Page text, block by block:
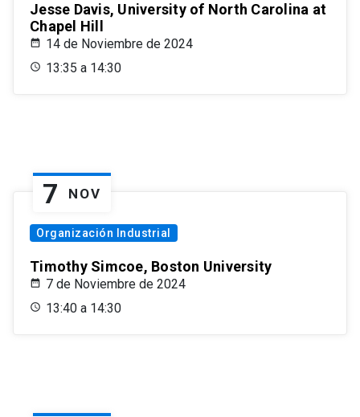
Jesse Davis, University of North Carolina at
Chapel Hill
14 de Noviembre de 2024
13:35 a 14:30
7 NOV
Organización Industrial
Timothy Simcoe, Boston University
7 de Noviembre de 2024
13:40 a 14:30